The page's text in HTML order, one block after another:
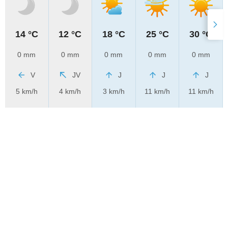
14 °C
0 mm
V
5 km/h
12 °C
0 mm
JV
4 km/h
18 °C
0 mm
J
3 km/h
25 °C
0 mm
J
11 km/h
30 °C
0 mm
J
11 km/h